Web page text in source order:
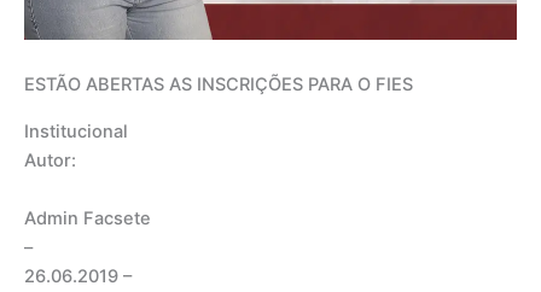
ESTÃO ABERTAS AS INSCRIÇÕES PARA O FIES
Institucional
Autor:
Admin Facsete
–
26.06.2019 –